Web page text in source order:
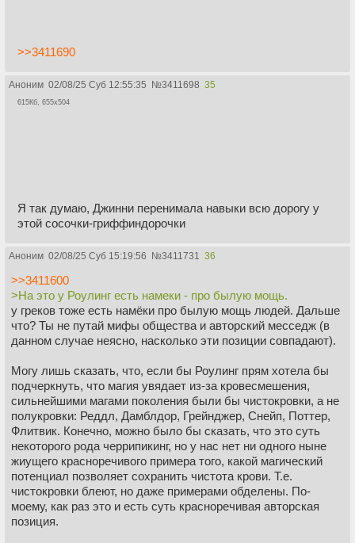
>>3411690
Аноним 02/08/25 Суб 12:55:35 №3411698 35
615Кб, 655x504
Я так думаю, Джинни перенимала навыки всю дорогу у
этой сосочки-гриффиндорочки
Аноним 02/08/25 Суб 15:19:56 №3411731 36
>>3411600
>На это у Роулинг есть намеки - про былую мощь.
у греков тоже есть намёки про былую мощь людей. Дальше
что? Ты не путай мифы общества и авторский месседж (в
данном случае неясно, насколько эти позиции совпадают).
Могу лишь сказать, что, если бы Роулинг прям хотела бы
подчеркнуть, что магия увядает из-за кровесмешения,
сильнейшими магами поколения были бы чистокровки, а не
полукровки: Реддл, Дамблдор, Грейнджер, Снейп, Поттер,
Флитвик. Конечно, можно было бы сказать, что это суть
некоторого рода черрипикинг, но у нас нет ни одного ныне
жиущего красноречивого примера того, какой магический
потенциал позволяет сохранить чистота крови. Т.е.
чистокровки блеют, но даже примерами обделены. По-
моему, как раз это и есть суть красноречивая авторская
позиция.